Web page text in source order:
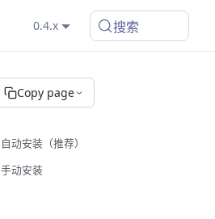
0.4.x 搜索
Copy page
自动安装（推荐）
手动安装